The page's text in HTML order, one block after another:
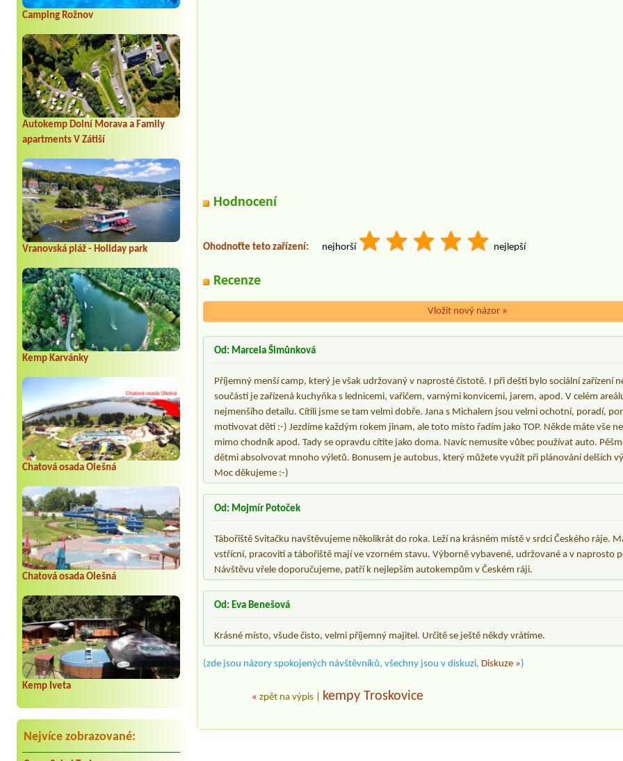
Camping Rožnov
Autokemp Dolní Morava a Family
apartments V Zátiší
Vranovská pláž - Holiday park
Kemp Karvánky
Chatová osada Olešná
Chatová osada Olešná
Kemp Iveta
Nejvíce zobrazované:
Hodnocení
Ohodnoťte teto zařízení: nejhorší nejlepší
Recenze
Vložit nový názor »
Od: Marcela Šimůnková
Příjemný menší camp, který je však udržovaný v naprosté čistotě. I při dešti bylo sociální zařízení
součástí je zařízená kuchyňka s lednicemi, vařičem, varnými konvicemi, jarem, apod. V celém
nejmenšího detailu. Cítili jsme se tam velmi dobře. Jana s Michalem jsou velmi ochotní, poradí,
motivovat děti :-) Jezdíme každým rokem jinam, ale toto místo řadím jako TOP. Někde máte vše
mimo chodník apod. Tady se opravdu cítíte jako doma. Navíc nemusíte vůbec používat auto.
dětmi absolvovat mnoho výletů. Bonusem je autobus, který můžete využít při plánování delších
Moc děkujeme :-)
Od: Mojmír Potoček
Tábořiště Svitačku navštěvujeme několikrát do roka. Leží na krásném místě v srdci Českého ráje.
vstřícní, pracovití a tábořiště mají ve vzorném stavu. Výborně vybavené, udržované a v naprosto
Návštěvu vřele doporučujeme, patří k nejlepším autokempům v Českém ráji.
Od: Eva Benešová
Krásné místo, všude čisto, velmi příjemný majitel. Určitě se ještě někdy vrátíme.
(zde jsou názory spokojených návštěvníků, všechny jsou v diskuzi, Diskuze »)
«zpět na výpis kempy Troskovice